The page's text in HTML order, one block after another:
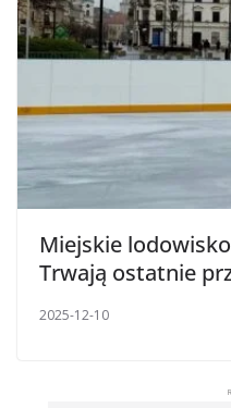
Miejskie
Trwają ostatnie
2025-12-10